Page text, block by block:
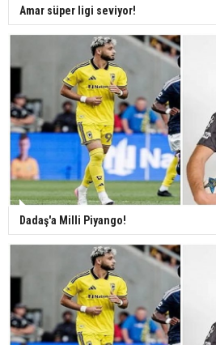
Amar süper ligi seviyor!
Dadaş'a Milli Piyango!